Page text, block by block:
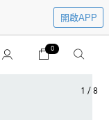
開啟APP
0
1 / 8